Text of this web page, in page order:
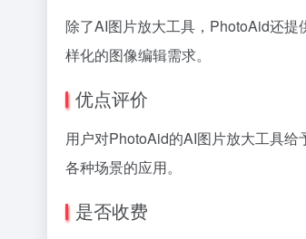
除了AI图片放大工具，PhotoAid还
样化的图像编辑需求。
优点评价
用户对PhotoAid的AI图片放大工具
各种场景的应用。
是否收费